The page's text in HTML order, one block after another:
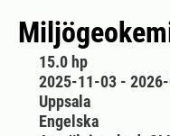
15.0 hp
2025-11-03 -
Uppsala
Engelska